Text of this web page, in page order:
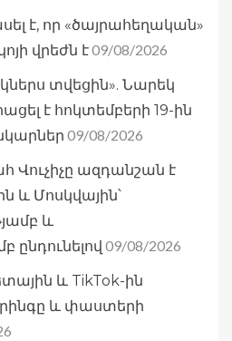
է, որ «ծայրահեղական»
վրեժն է09/08/2026
տվեցին». Նարեկ
է հոկտեմբերի 19-ին
09/08/2026
Վուչիչը ազդանշան է
և Մոսկվային՝
և
ընդունելով 09/08/2026
և TikTok-ին
և փաստերի